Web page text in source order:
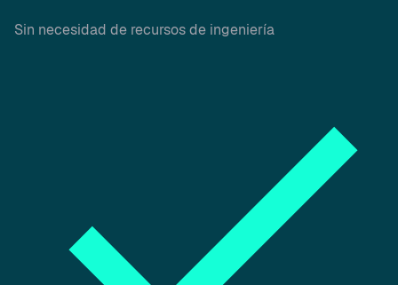
Sin necesidad de recursos de ingeniería